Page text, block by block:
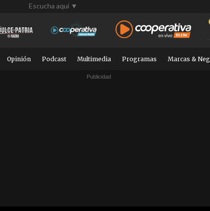
Escucha aquí ▼
Opinión Podcast Multimedia Programas Marcas &